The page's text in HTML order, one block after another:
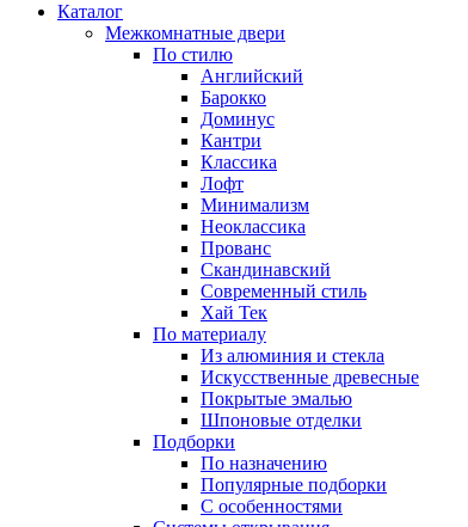
Каталог
Межкомнатные двери
По стилю
Английский
Барокко
Доминус
Кантри
Классика
Лофт
Минимализм
Неоклассика
Прованс
Скандинавский
Современный стиль
Хай Тек
По материалу
Из алюминия и стекла
Искусственные древесные
Покрытые эмалью
Шпоновые отделки
Подборки
По назначению
Популярные подборки
С особенностями